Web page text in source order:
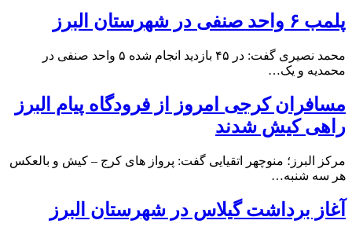
پلمب ۶ واحد صنفی در شهرستان البرز
محمد نصیری گفت: در ۴۵ بازدید انجام شده ۵ واحد صنفی در
محمدیه و یک…
مسافران کرجی امروز از فرودگاه پیام البرز
راهی کیش شدند
مرکز البرز؛ منوچهر اتقیایی گفت: پرواز های کرج – کیش و بالعکس
هر سه شنبه…
آغاز برداشت گیلاس در شهرستان البرز